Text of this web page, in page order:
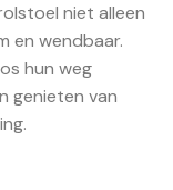
niet alleen
en wendbaar.
hun weg
genieten van